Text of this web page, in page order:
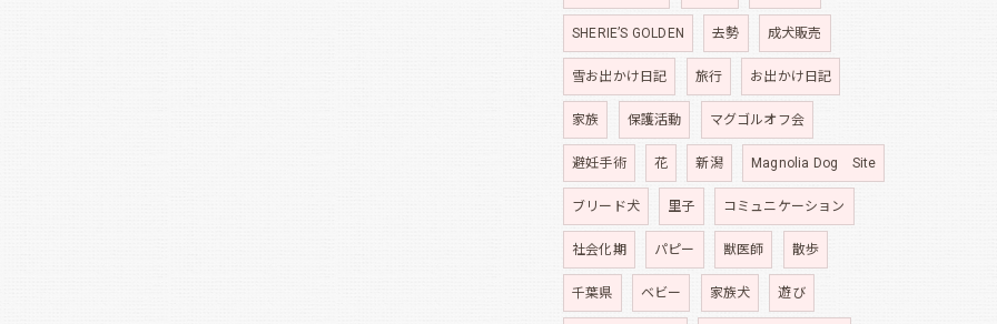
SHERIE’S GOLDEN 去勢 成犬販売
雪お出かけ日記 旅行 お出かけ日記
家族 保護活動 マグゴルオフ会
避妊手術 花 新潟 Magnolia Dog Site
ブリード犬 里子 コミュニケーション
社会化期 パピー 獣医師 散歩
千葉県 ベビー 家族犬 遊び